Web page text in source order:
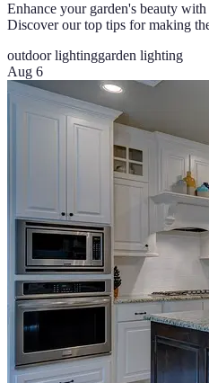
Enhance your garden's beauty
Discover our top tips for making
outdoor lightinggarden lighting
Aug 6